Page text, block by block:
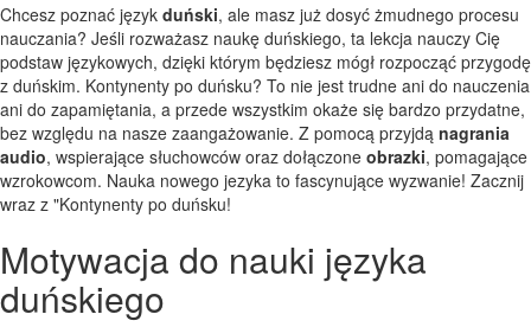
Chcesz poznać język duński, ale masz już dosyć żmudnego procesu
nauczania? Jeśli rozważasz naukę duńskiego, ta lekcja nauczy Cię
podstaw językowych, dzięki którym będziesz mógł rozpocząć przygodę
z duńskim. Kontynenty po duńsku? To nie jest trudne ani do nauczenia
ani do zapamiętania, a przede wszystkim okaże się bardzo przydatne,
bez względu na nasze zaangażowanie. Z pomocą przyjdą nagrania
audio, wspierające słuchowców oraz dołączone obrazki, pomagające
wzrokowcom. Nauka nowego jezyka to fascynujące wyzwanie! Zacznij
wraz z "Kontynenty po duńsku!
Motywacja do nauki języka
duńskiego